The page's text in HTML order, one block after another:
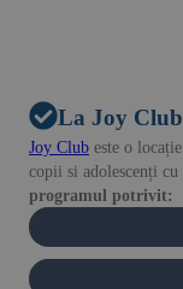
La Joy Club
Joy Club este o
copii si adolescenți
programul potrivit: